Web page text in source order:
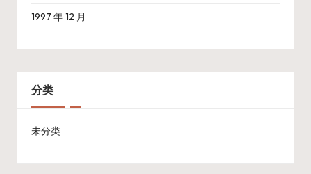
1997 年 12 月
分类
未分类